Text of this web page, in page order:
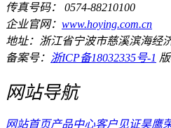
传真号码： 0574-88210100
企业官网： www.hoying.com.cn
地址：浙江省宁波市慈溪滨海经
备案号： 浙ICP备18032335号-1
网站导航
网站首页产品中心客户见证昊鹰